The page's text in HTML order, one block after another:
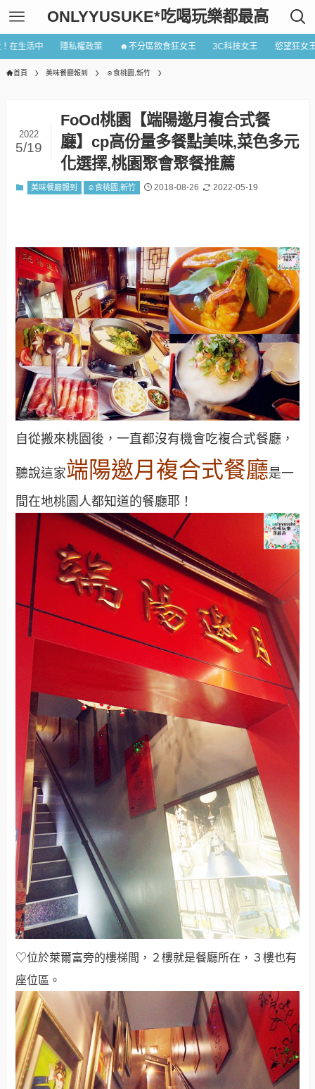
ONLYYUSUKE*吃喝玩樂都最高
在生活中 隱私權政策 ☻不分區飲食狂女王 3C科技女王 慾望狂女
首頁 美味餐廳報到 ☺食桃園,新竹
FoOd桃園【端陽邀月複合式餐
廳】cp高份量多餐點美味,菜色多元
化選擇,桃園聚會聚餐推薦
2022
5/19
美味餐廳報到 ☺食桃園,新竹 2018-08-26 2022-05-19
自從搬來桃園後，一直都沒有機會吃複合式餐廳，
聽說這家端陽邀月複合式餐廳是一
間在地桃園人都知道的餐廳耶！
♡位於萊爾富旁的樓梯間，２樓就是餐廳所在，３樓也有
座位區。